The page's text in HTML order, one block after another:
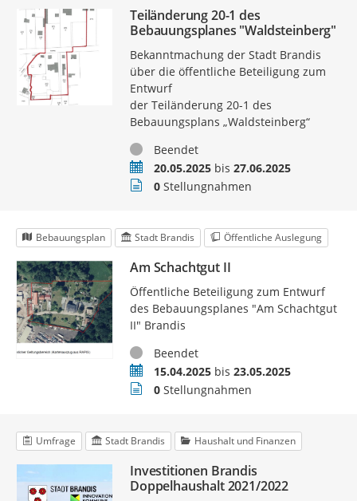
Teiländerung 20-1 des
Bebauungsplanes "Waldsteinberg"
Bekanntmachung der Stadt Brandis
über die öffentliche Beteiligung zum
Entwurf
der Teiländerung 20-1 des
Bebauungsplans „Waldsteinberg“
StatusBeendet
Zeitraum20.05.2025bis 27.06.2025
Stellungnahmen
0Stellungnahmen
Bebauungsplan Stadt Brandis Öffentliche Auslegung
Am Schachtgut II
Öffentliche Beteiligung zum Entwurf
des Bebauungsplanes "Am Schachtgut
II" Brandis
StatusBeendet
Zeitraum15.04.2025bis 23.05.2025
Stellungnahmen
0Stellungnahmen
Umfrage Stadt Brandis Haushalt und Finanzen
Investitionen Brandis
Doppelhaushalt 2021/2022